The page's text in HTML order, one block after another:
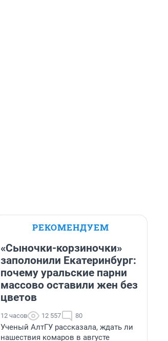
РЕКОМЕНДУЕМ
«Сыночки-корзиночки»
заполонили Екатеринбург:
почему уральские парни
массово оставили жен без
цветов
12 часов 12 557 80
Ученый АлтГУ рассказала, ждать ли
нашествия комаров в августе